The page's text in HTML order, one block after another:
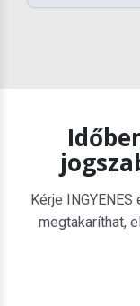
Kérje
megtakaríthat,